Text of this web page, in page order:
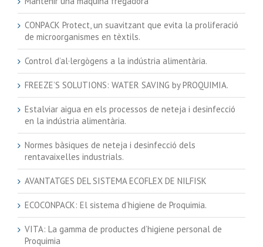
CONPACK Protect, un suavitzant que evita la proliferació
de microorganismes en tèxtils.
Control d’al·lergògens a la indústria alimentària.
FREEZE’S SOLUTIONS: WATER SAVING by PROQUIMIA.
Estalviar aigua en els processos de neteja i desinfecció
en la indústria alimentària.
Normes bàsiques de neteja i desinfecció dels
rentavaixelles industrials.
AVANTATGES DEL SISTEMA ECOFLEX DE NILFISK
ECOCONPACK: El sistema d’higiene de Proquimia.
VITA: La gamma de productes d’higiene personal de
Proquimia